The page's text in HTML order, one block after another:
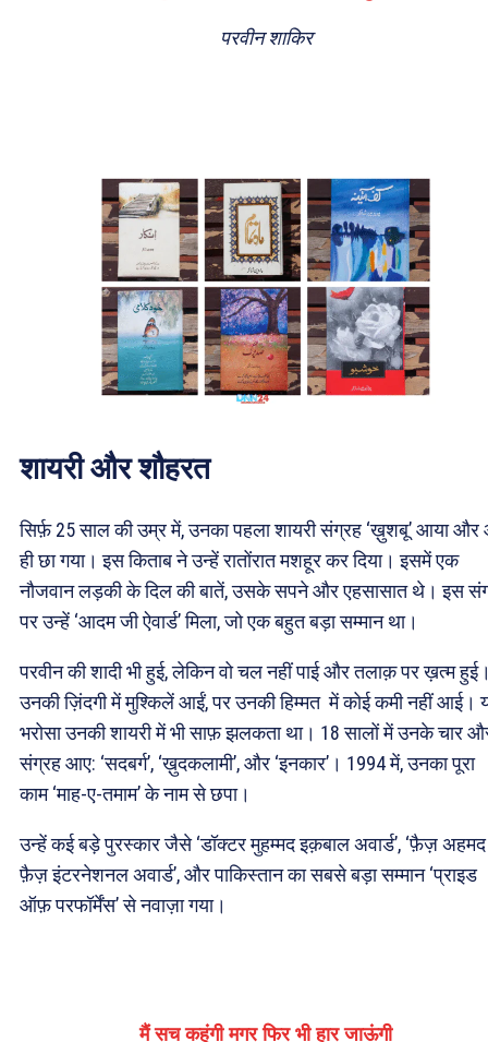
परवीन शाकिर
शायरी और शौहरत
सिर्फ़ 25 साल की उम्र में, उनका पहला शायरी संग्रह ‘ख़ुशबू’ आया
ही छा गया। इस किताब ने उन्हें रातोंरात मशहूर कर दिया। इसमें एक
नौजवान लड़की के दिल की बातें, उसके सपने और एहसासात थे। इस
पर उन्हें ‘आदम जी ऐवार्ड’ मिला, जो एक बहुत बड़ा सम्मान था।
परवीन की शादी भी हुई, लेकिन वो चल नहीं पाई और तलाक़ पर ख़त्म
उनकी ज़िंदगी में मुश्किलें आईं, पर उनकी हिम्मत में कोई कमी नहीं आई।
भरोसा उनकी शायरी में भी साफ़ झलकता था। 18 सालों में उनके चार
संग्रह आए: ‘सदबर्ग’, ‘ख़ुदकलामी’, और ‘इनकार’। 1994 में, उनका पूरा
काम ‘माह-ए-तमाम’ के नाम से छपा।
उन्हें कई बड़े पुरस्कार जैसे ‘डॉक्टर मुहम्मद इक़बाल अवार्ड’, ‘फ़ैज़ अहमद
फ़ैज़ इंटरनेशनल अवार्ड’, और पाकिस्तान का सबसे बड़ा सम्मान ‘प्राइड
ऑफ़ परफॉर्मेंस’ से नवाज़ा गया।
मैं सच कहूंगी मगर फिर भी हार जाऊंगी